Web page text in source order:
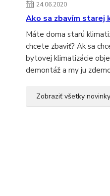
24.06.2020
Ako sa zbavím starej
Máte doma starú
chcete zbaviť? Ak sa
bytovej klimatizácie
demontáž a my ju
Zobraziť všetky novinky